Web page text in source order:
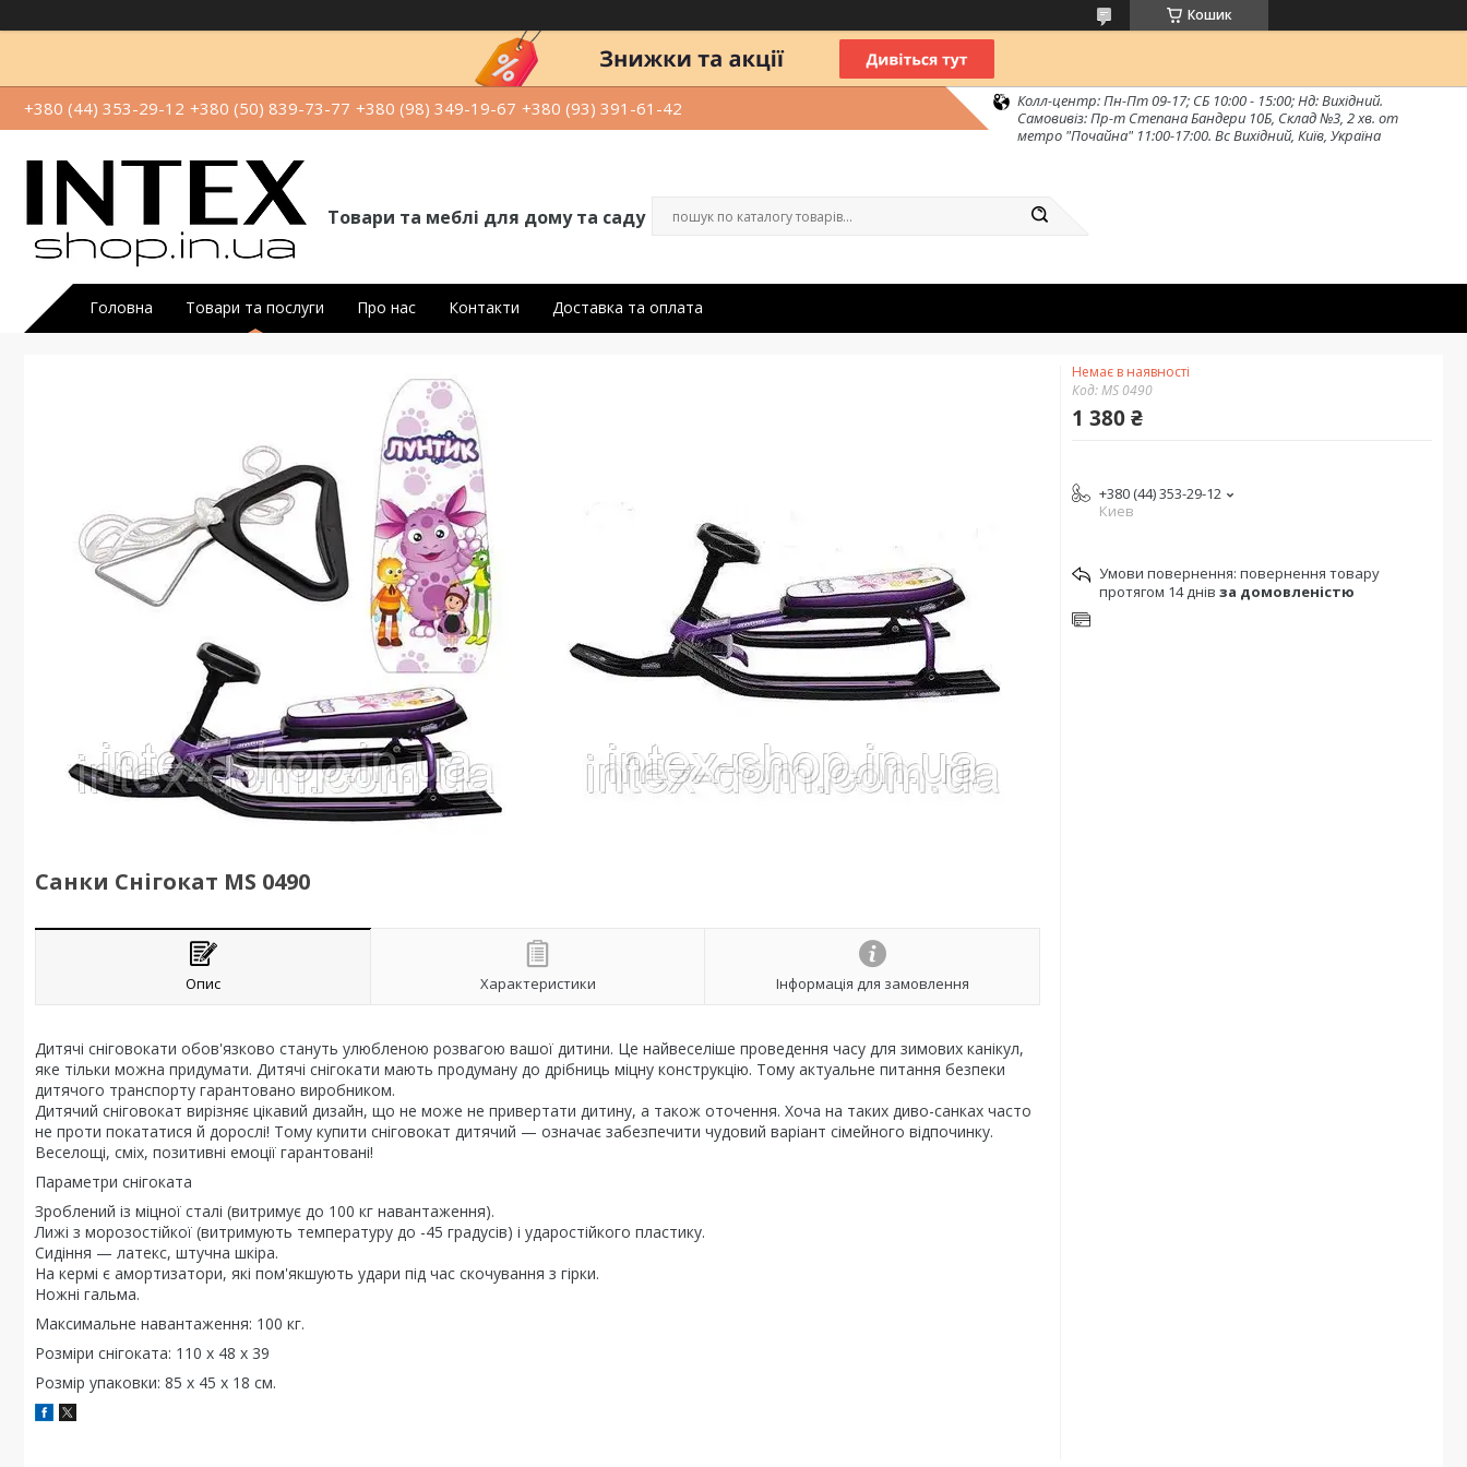
Кошик
+380 (44) 353-29-12 +380 (50) 839-73-77 +380 (98) 349-19-67 +380 (93) 391-61-42
Колл-центр: Пн-Пт 09-17; СБ 10:00 - 15:00; Нд: Вихідний.
Самовивіз: Пр-т Степана Бандери 10Б, Склад №3, 2 хв. от
метро "Почайна" 11:00-17:00. Вс Вихідний, Київ, Україна
Товари та меблі для дому та саду
Головна Товари та послуги Про нас Контакти Доставка та оплата
Санки Снігокат MS 0490
Опис Характеристики Інформація для замовлення
Дитячі сніговокати обов'язково стануть улюбленою розвагою вашої дитини. Це найвеселіше проведення часу для зимових канікул,
яке тільки можна придумати. Дитячі снігокати мають продуману до дрібниць міцну конструкцію. Тому актуальне питання безпеки
дитячого транспорту гарантовано виробником.
Дитячий сніговокат вирізняє цікавий дизайн, що не може не привертати дитину, а також оточення. Хоча на таких диво-санках часто
не проти покататися й дорослі! Тому купити сніговокат дитячий — означає забезпечити чудовий варіант сімейного відпочинку.
Веселощі, сміх, позитивні емоції гарантовані!
Параметри снігоката
Зроблений із міцної сталі (витримує до 100 кг навантаження).
Лижі з морозостійкої (витримують температуру до -45 градусів) і ударостійкого пластику.
Сидіння — латекс, штучна шкіра.
На кермі є амортизатори, які пом'якшують удари під час скочування з гірки.
Ножні гальма.
Максимальне навантаження: 100 кг.
Розміри снігоката: 110 х 48 x 39
Розмір упаковки: 85 х 45 x 18 см.
Немає в наявності
Код:MS 0490
1 380 ₴
+380 (44) 353-29-12
Киев
повернення товару
протягом 14 днів за домовленістю